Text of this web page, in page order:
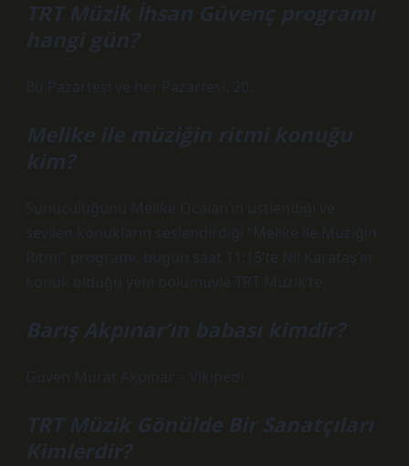
TRT Müzik İhsan Güvenç programı
hangi gün?
Bu Pazartesi ve her Pazartesi, 20.
Melike ile müziğin ritmi konuğu
kim?
Sunuculuğunu Melike Öcalan’ın üstlendiği ve
sevilen konukların seslendirdiği “Melike ile Müziğin
Ritmi” programı, bugün saat 11:15’te Nil Karataş’ın
konuk olduğu yeni bölümüyle TRT Müzik’te.
Barış Akpınar’ın babası kimdir?
Güven Murat Akpınar – Vikipedi.
TRT Müzik Gönülde Bir Sanatçıları
Kimlerdir?